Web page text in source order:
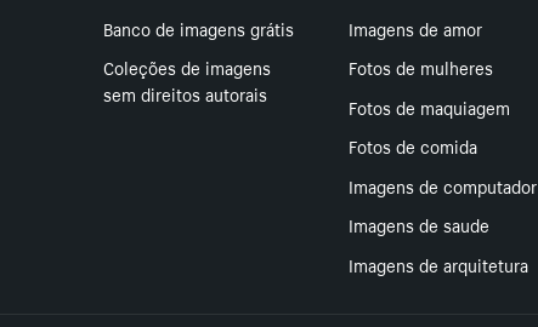
Banco de imagens grátis
Coleções de imagens
sem direitos autorais
Imagens de amor
Fotos de mulheres
Fotos de maquiagem
Fotos de comida
Imagens de computador
Imagens de saude
Imagens de arquitetura